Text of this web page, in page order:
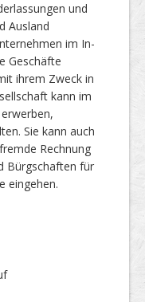
und
Ausland
im In-
Geschäfte
ihrem Zweck in
kann im
Sie kann auch
Rechnung
Bürgschaften für
eingehen.